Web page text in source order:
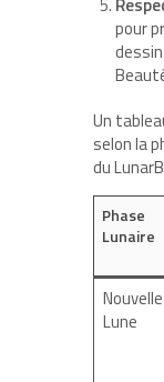
pour
Un
selon la
du
Phase
Lunaire
Nouvelle
Lune